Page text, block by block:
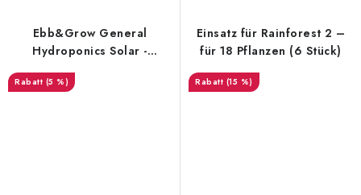
Ebb&Grow General
Hydroponics Solar -
Tank und Stofftöpfen
(5 %)
Einsatz für Rainforest 2 –
für 18 Pflanzen (6 Stück)
(15 %)